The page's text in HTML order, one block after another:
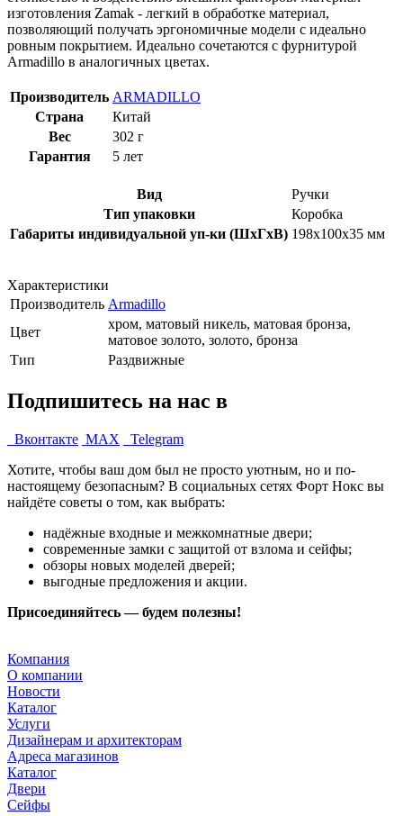
изготовления Zamak - легкий в обработке материал,
позволяющий получать эргономичные модели с идеально
ровным покрытием. Идеально сочетаются с фурнитурой
Armadillo в аналогичных цветах.
Производитель ARMADILLO
Страна
Китай
Вес
302 г
Гарантия
5 лет
Вид
Ручки
Тип упаковки
Коробка
Габариты индивидуальной уп-ки (ШхГхВ) 198x100x35 мм
Характеристики
Производитель Armadillo
Цвет
хром, матовый никель, матовая бронза,
матовое золото, золото, бронза
Тип
Раздвижные
Подпишитесь на нас в
Вконтакте MAX
Telegram
Хотите, чтобы ваш дом был не просто уютным, но и по-
настоящему безопасным? В социальных сетях Форт Нокс вы
найдёте советы о том, как выбрать:
надёжные входные и межкомнатные двери;
современные замки с защитой от взлома и сейфы;
обзоры новых моделей дверей;
выгодные предложения и акции.
Присоединяйтесь — будем полезны!
Компания
О компании
Новости
Каталог
Услуги
Дизайнерам и архитекторам
Адреса магазинов
Каталог
Двери
Сейфы